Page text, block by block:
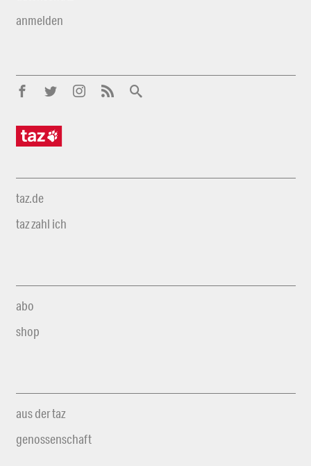
anmelden
taz.de
taz zahl ich
abo
shop
aus der taz
genossenschaft